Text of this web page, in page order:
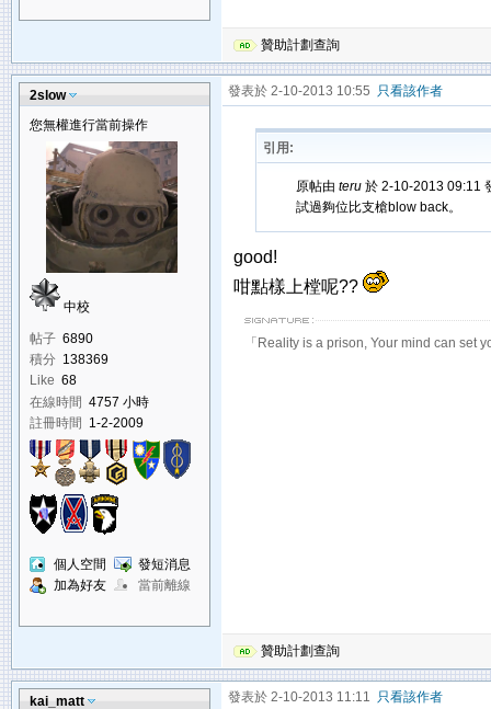
贊助計劃查詢
2slow
您無權進行當前操作
中校
帖子 6890
積分 138369
Like 68
在線時間 4757 小時
註冊時間 1-2-2009
個人空間
發短消息
加為好友
當前離線
發表於 2-10-2013 10:55 只看該作者
引用:
原帖由 teru於 2-10-2013 09:11
試過夠位比支槍blow back。
good!
咁點樣上樘呢??
「Reality is a prison, Your mind can set
贊助計劃查詢
kai_matt 發表於 2-10-2013 11:11 只看該作者